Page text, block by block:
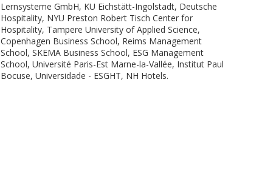
Lernsysteme GmbH, KU Eichstätt-Ingolstadt, Deutsche
Hospitality, NYU Preston Robert Tisch Center for
Hospitality, Tampere University of Applied Science,
Copenhagen Business School, Reims Management
School, SKEMA Business School, ESG Management
School, Université Paris-Est Marne-la-Vallée, Institut Paul
Bocuse, Universidade - ESGHT, NH Hotels.